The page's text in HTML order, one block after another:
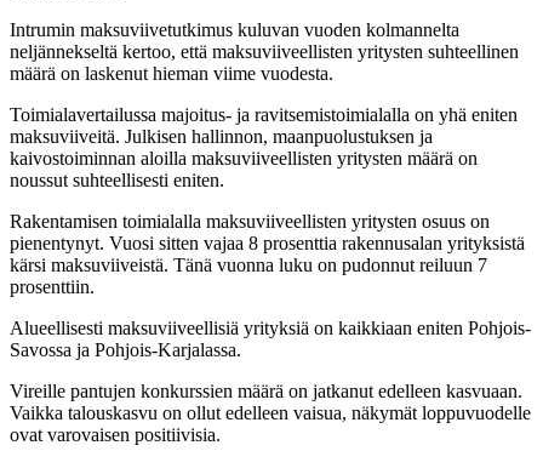
Intrumin maksuviivetutkimus kuluvan vuoden kolmannelta
neljännekseltä kertoo, että maksuviiveellisten yritysten suhteellinen
määrä on laskenut hieman viime vuodesta.
Toimialavertailussa majoitus- ja ravitsemistoimialalla on yhä eniten
maksuviiveitä. Julkisen hallinnon, maanpuolustuksen ja
kaivostoiminnan aloilla maksuviiveellisten yritysten määrä on
noussut suhteellisesti eniten.
Rakentamisen toimialalla maksuviiveellisten yritysten osuus on
pienentynyt. Vuosi sitten vajaa 8 prosenttia rakennusalan yrityksistä
kärsi maksuviiveistä. Tänä vuonna luku on pudonnut reiluun 7
prosenttiin.
Alueellisesti maksuviiveellisiä yrityksiä on kaikkiaan eniten Pohjois-
Savossa ja Pohjois-Karjalassa.
Vireille pantujen konkurssien määrä on jatkanut edelleen kasvuaan.
Vaikka talouskasvu on ollut edelleen vaisua, näkymät loppuvuodelle
ovat varovaisen positiivisia.